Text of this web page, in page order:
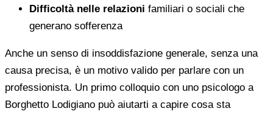
Difficoltà nelle relazioni familiari o sociali che
generano sofferenza
Anche un senso di insoddisfazione generale, senza una
causa precisa, è un motivo valido per parlare con un
professionista. Un primo colloquio con uno psicologo a
Borghetto Lodigiano può aiutarti a capire cosa sta